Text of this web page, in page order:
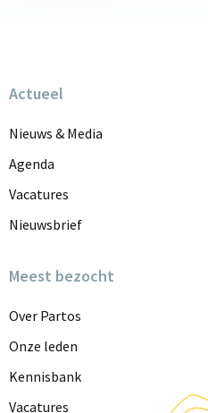
Actueel
Nieuws & Media
Agenda
Vacatures
Nieuwsbrief
Meest bezocht
Over Partos
Onze leden
Kennisbank
Vacatures